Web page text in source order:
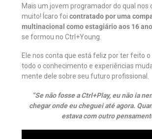
Mais um jovem programador do qual nos
muito! Ícaro foi contratado por uma
multinacional como estagiário aos 16
se formou no Ctrl+Young.
Ele nos conta que está feliz por ter feito o
todo o conhecimento e experiências
mente dele sobre seu futuro profissional.
“Se não fosse a Ctrl+Play, eu não ia
chegar onde eu cheguei até agora.
estava com outro